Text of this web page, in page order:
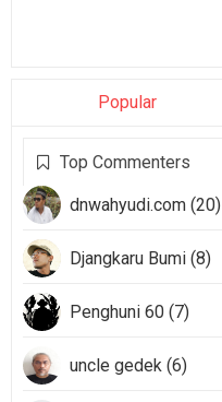
Popular
Top Commenters
dnwahyudi.com (20)
Djangkaru Bumi (8)
Penghuni 60 (7)
uncle gedek (6)